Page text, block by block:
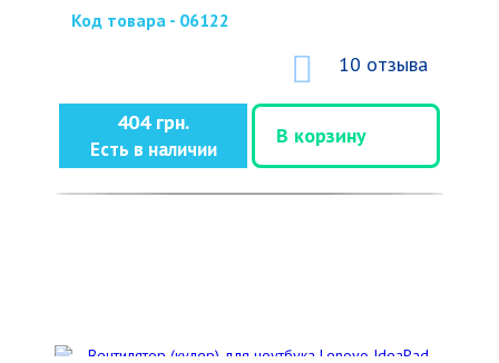
Код товара - 06122
10 отзыва
404 грн.
Есть в наличии
В корзину